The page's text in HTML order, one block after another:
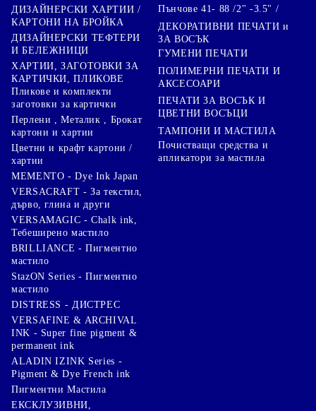
ДИЗАЙНЕРСКИ ХАРТИИ /
КАРТОНИ НА БРОЙКА
ДИЗАЙНЕРСКИ ТЕФТЕРИ
И БЕЛЕЖНИЦИ
ХАРТИИ, ЗАГОТОВКИ ЗА
КАРТИЧКИ, ПЛИКОВЕ
Пликове и комплекти
заготовки за картички
Перлени , Металик , Брокат
картони и хартии
Цветни и крафт картони /
хартии
Пънчове 41- 88 /2" -3.5" /
ДЕКОРАТИВНИ ПЕЧАТИ и
ЗА ВОСЪК
ГУМЕНИ ПЕЧАТИ
ПОЛИМЕРНИ ПЕЧАТИ И
АКСЕСОАРИ
ПЕЧАТИ ЗА ВОСЪК И
ЦВЕТНИ ВОСЪЦИ
ТАМПОНИ И МАСТИЛА
Почистващи средства и
апликатори за мастила
MEMENTO - Dye Ink Japan
VERSACRAFT - За текстил,
дърво, глина и други
VERSAMAGIC - Chalk ink,
Тебеширено мастило
BRILLIANCE - Пигментно
мастило
StazON Series - Пигментно
мастило
DISTRESS - ДИСТРЕС
VERSAFINE & ARCHIVAL
INK - Super fine pigment &
permanent ink
ALADIN IZINK Series -
Pigment & Dye French ink
Пигментни Мастила
ЕКСКЛУЗИВНИ,